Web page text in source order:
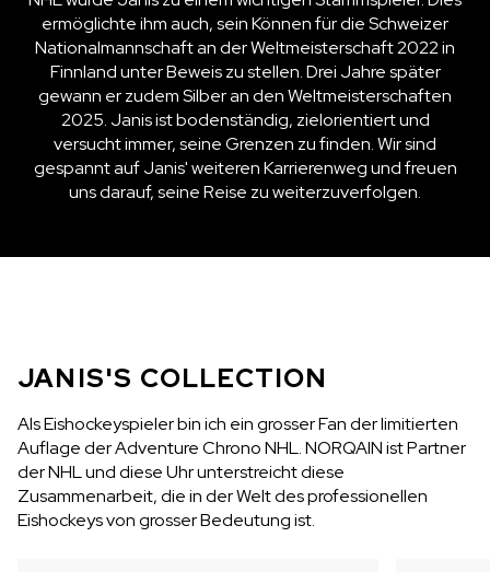
ermöglichte ihm auch, sein Können für die Schweizer
Nationalmannschaft an der Weltmeisterschaft 2022 in
Finnland unter Beweis zu stellen. Drei Jahre später
gewann er zudem Silber an den Weltmeisterschaften
2025. Janis ist bodenständig, zielorientiert und
versucht immer, seine Grenzen zu finden. Wir sind
gespannt auf Janis' weiteren Karrierenweg und freuen
uns darauf, seine Reise zu weiterzuverfolgen.
JANIS'S COLLECTION
Als Eishockeyspieler bin ich ein grosser Fan der limitierten
Auflage der Adventure Chrono NHL. NORQAIN ist Partner
der NHL und diese Uhr unterstreicht diese
Zusammenarbeit, die in der Welt des professionellen
Eishockeys von grosser Bedeutung ist.